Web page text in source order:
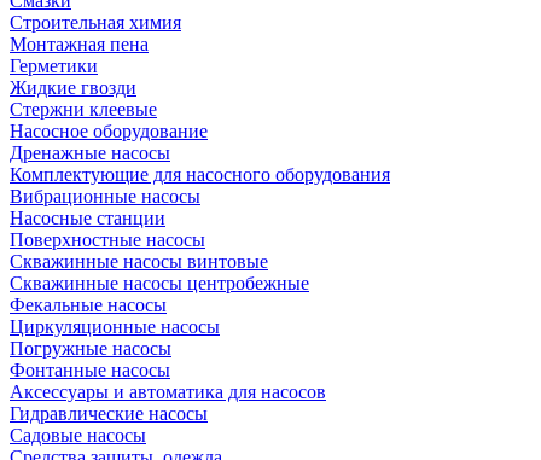
Строительная химия
Монтажная пена
Герметики
Жидкие гвозди
Стержни клеевые
Насосное оборудование
Дренажные насосы
Комплектующие для насосного оборудования
Вибрационные насосы
Насосные станции
Поверхностные насосы
Скважинные насосы винтовые
Скважинные насосы центробежные
Фекальные насосы
Циркуляционные насосы
Погружные насосы
Фонтанные насосы
Аксессуары и автоматика для насосов
Гидравлические насосы
Садовые насосы